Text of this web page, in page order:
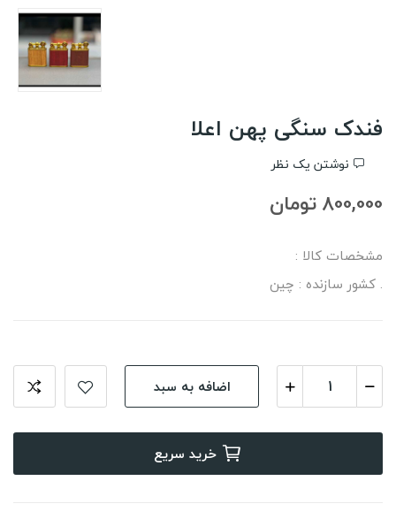
فندک سنگی پهن اعلا
نوشتن یک نظر
800,000 تومان
مشخصات کالا :
. کشور سازنده : چین
اضافه به سبد
خرید سریع